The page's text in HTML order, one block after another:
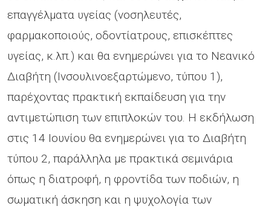
επαγγέλματα υγείας (νοσηλευτές,
φαρμακοποιούς, οδοντίατρους, επισκέπτες
υγείας, κ.λπ.) και θα ενημερώνει για το Νεανικό
Διαβήτη (Ινσουλινοεξαρτώμενο, τύπου 1),
παρέχοντας πρακτική εκπαίδευση για την
αντιμετώπιση των επιπλοκών του. Η εκδήλωση
στις 14 Ιουνίου θα ενημερώνει για το Διαβήτη
τύπου 2, παράλληλα με πρακτικά σεμινάρια
όπως η διατροφή, η φροντίδα των ποδιών, η
σωματική άσκηση και η ψυχολογία των